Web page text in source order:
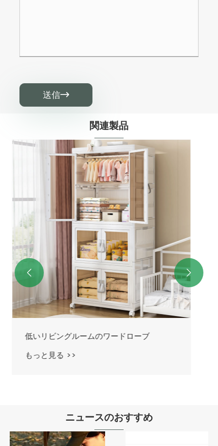
送信
関連製品
ハイリビングルームのワードローブ
もっと見る >>
 
ニュースのおすすめ